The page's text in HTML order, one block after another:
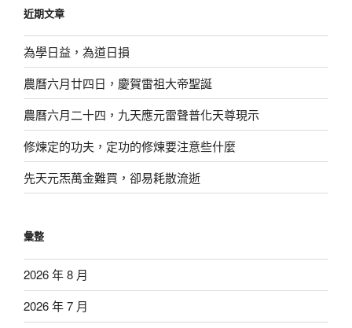
字:
近期文章
為學日益，為道日損
農曆六月廿四日，慶賀雷祖大帝聖誕
農曆六月二十四，九天應元雷聲普化天尊現示
修煉定的功夫，定功的修煉要注意些什麼
先天元炁萬金難買，卻易耗散流逝
彙整
2026 年 8 月
2026 年 7 月